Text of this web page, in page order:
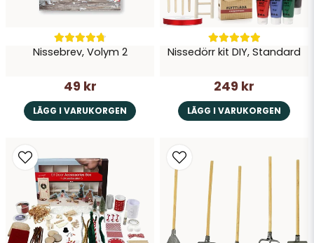
Nissebrev, Volym 2
49 kr
LÄGG I VARUKORGEN
Nissedörr kit DIY, Standard
249 kr
LÄGG I VARUKORGEN